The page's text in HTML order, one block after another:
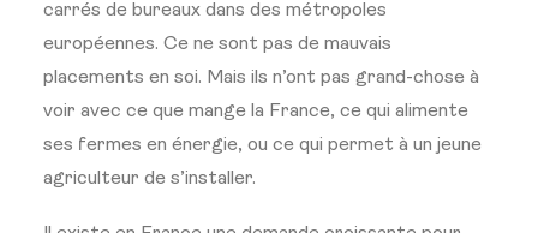
carrés de bureaux dans des métropoles
européennes. Ce ne sont pas de mauvais
placements en soi. Mais ils n’ont pas grand-chose à
voir avec ce que mange la France, ce qui alimente
ses fermes en énergie, ou ce qui permet à un jeune
agriculteur de s’installer.